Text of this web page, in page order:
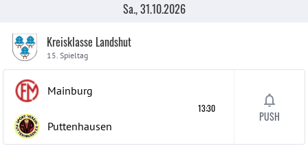
Sa., 31.10.2026
Kreisklasse Landshut
15. Spieltag
Mainburg
Puttenhausen
13:30
PUSH